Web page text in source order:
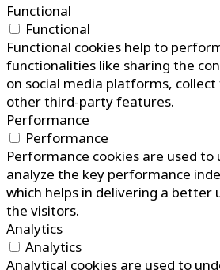
Functional
Functional
Functional cookies help to
functionalities like sharing the
on social media platforms,
other third-party features.
Performance
Performance
Performance cookies are used to
analyze the key performance
which helps in delivering a better
the visitors.
Analytics
Analytics
Analytical cookies are used to